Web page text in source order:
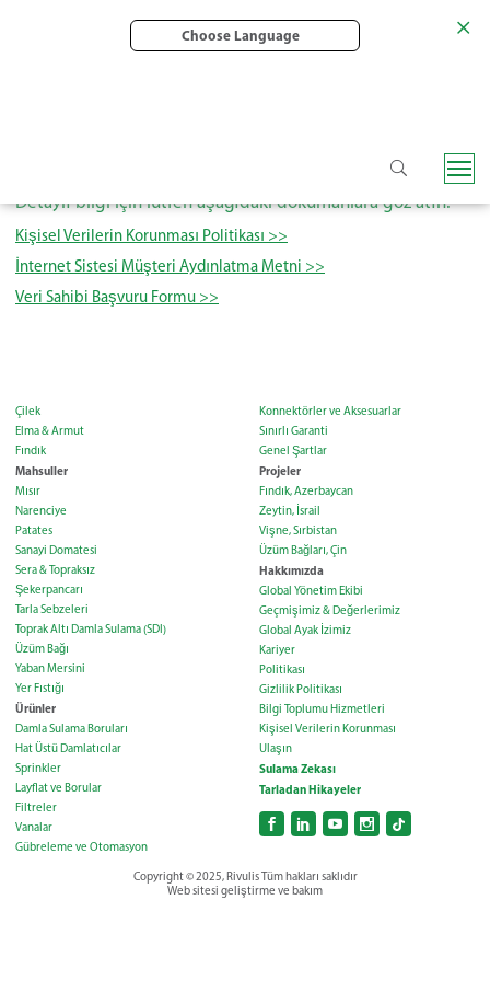
Choose Language
Detaylı bilgi için lütfen aşağıdaki dokümanlara göz atın.
Kişisel Verilerin Korunması Politikası >>
İnternet Sistesi Müşteri Aydınlatma Metni >>
Veri Sahibi Başvuru Formu >>
Çilek
Elma & Armut
Fındık
Mahsuller
Mısır
Narenciye
Patates
Sanayi Domatesi
Sera & Topraksız
Şekerpancarı
Tarla Sebzeleri
Toprak Altı Damla Sulama (SDI)
Üzüm Bağı
Yaban Mersini
Yer Fıstığı
Ürünler
Damla Sulama Boruları
Hat Üstü Damlatıcılar
Sprinkler
Layflat ve Borular
Filtreler
Vanalar
Gübreleme ve Otomasyon
Konnektörler ve Aksesuarlar
Sınırlı Garanti
Genel Şartlar
Projeler
Fındık, Azerbaycan
Zeytin, İsrail
Vişne, Sırbistan
Üzüm Bağları, Çin
Hakkımızda
Global Yönetim Ekibi
Geçmişimiz & Değerlerimiz
Global Ayak İzimiz
Kariyer
Politikası
Gizlilik Politikası
Bilgi Toplumu Hizmetleri
Kişisel Verilerin Korunması
Ulaşın
Sulama Zekası
Tarladan Hikayeler
Copyright © 2025, Rivulis Tüm hakları saklıdır
Web sitesi geliştirme ve bakım